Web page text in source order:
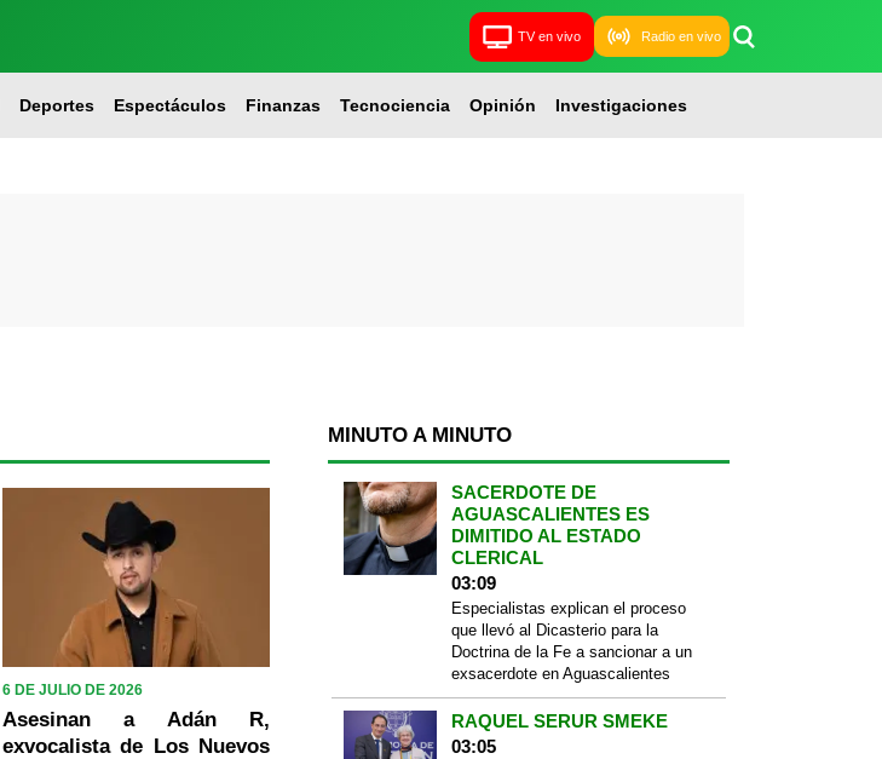
TV en vivo Radio en vivo
Deportes Espectáculos Finanzas Tecnociencia Opinión Investigaciones
6 DE JULIO DE 2026
Asesinan a Adán R,
exvocalista de Los Nuevos
MINUTO A MINUTO
SACERDOTE DE
AGUASCALIENTES ES
DIMITIDO AL ESTADO
CLERICAL
03:09
Especialistas explican el proceso
que llevó al Dicasterio para la
Doctrina de la Fe a sancionar a un
exsacerdote en Aguascalientes
RAQUEL SERUR SMEKE
03:05